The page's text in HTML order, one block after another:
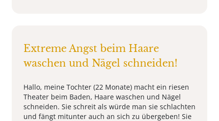
Extreme Angst beim Haare
waschen und Nägel schneiden!
Hallo, meine Tochter (22 Monate) macht ein riesen
Theater beim Baden, Haare waschen und Nägel
schneiden. Sie schreit als würde man sie schlachten
und fängt mitunter auch an sich zu übergeben! Sie